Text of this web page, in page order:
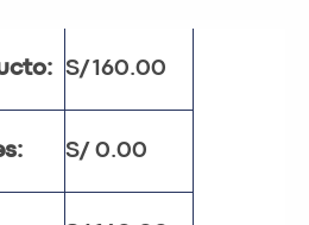
S/160.00
S/ 0.00